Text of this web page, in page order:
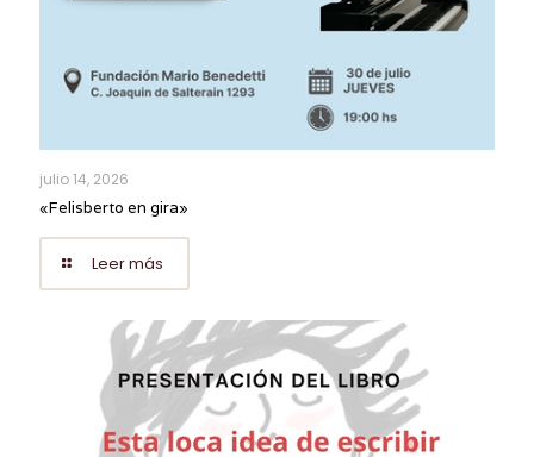
julio 14, 2026
«Felisberto en gira»
Leer más